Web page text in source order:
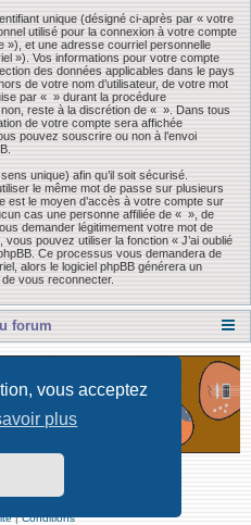
vous acceptez
plus
unique (désigné ci-après par « votre
utilisé pour la connexion à votre compte
»), et une adresse courriel personnelle
»). Vos informations pour votre compte
des données applicables dans le pays
de votre nom d’utilisateur, de votre mot
par « » durant la procédure
non, reste à la discrétion de « ». Dans tous
de votre compte sera affichée
pouvez souscrire ou non à l’envoi
unique) afin qu’il soit sécurisé.
le même mot de passe sur plusieurs
est le moyen d’accès à votre compte sur
cas une personne affiliée de « », de
demander légitimement votre mot de
pouvez utiliser la fonction « J’ai oublié
Ce processus vous demandera de
alors le logiciel phpBB générera un
vous reconnecter.
forum
© phpBB Limited
phpBB-fr
|Conditions